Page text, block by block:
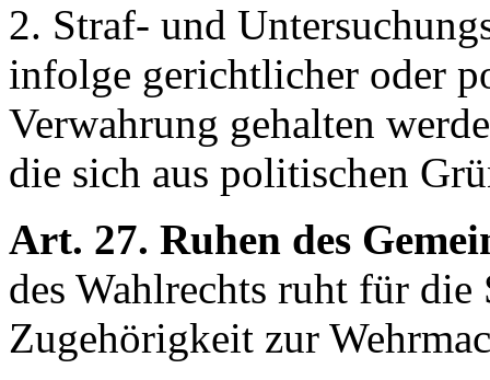
2. Straf- und
infolge gerichtlicher oder
Verwahrung gehalten
die sich aus politischen
Art. 27. Ruhen des
des Wahlrechts ruht für die
Zugehörigkeit zur